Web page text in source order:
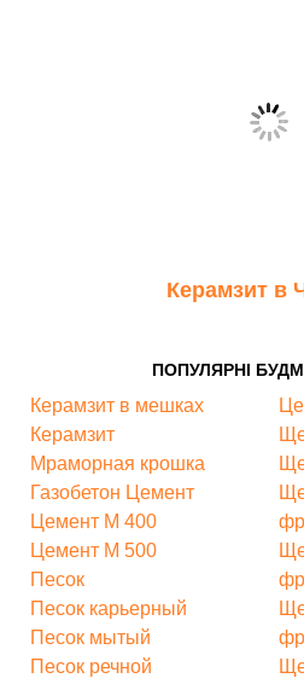
Керамзит в
ПОПУЛЯРНІ
Керамзит в мешках
Керамзит
Мраморная крошка
Газобетон Цемент
Цемент М 400
Цемент М 500
Песок
Песок карьерный
Песок мытый
Песок речной